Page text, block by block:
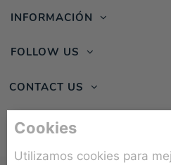
INFORMACIÓN
CONTACT US
Cookies
Utilizamos cookies para
FOLLOW US